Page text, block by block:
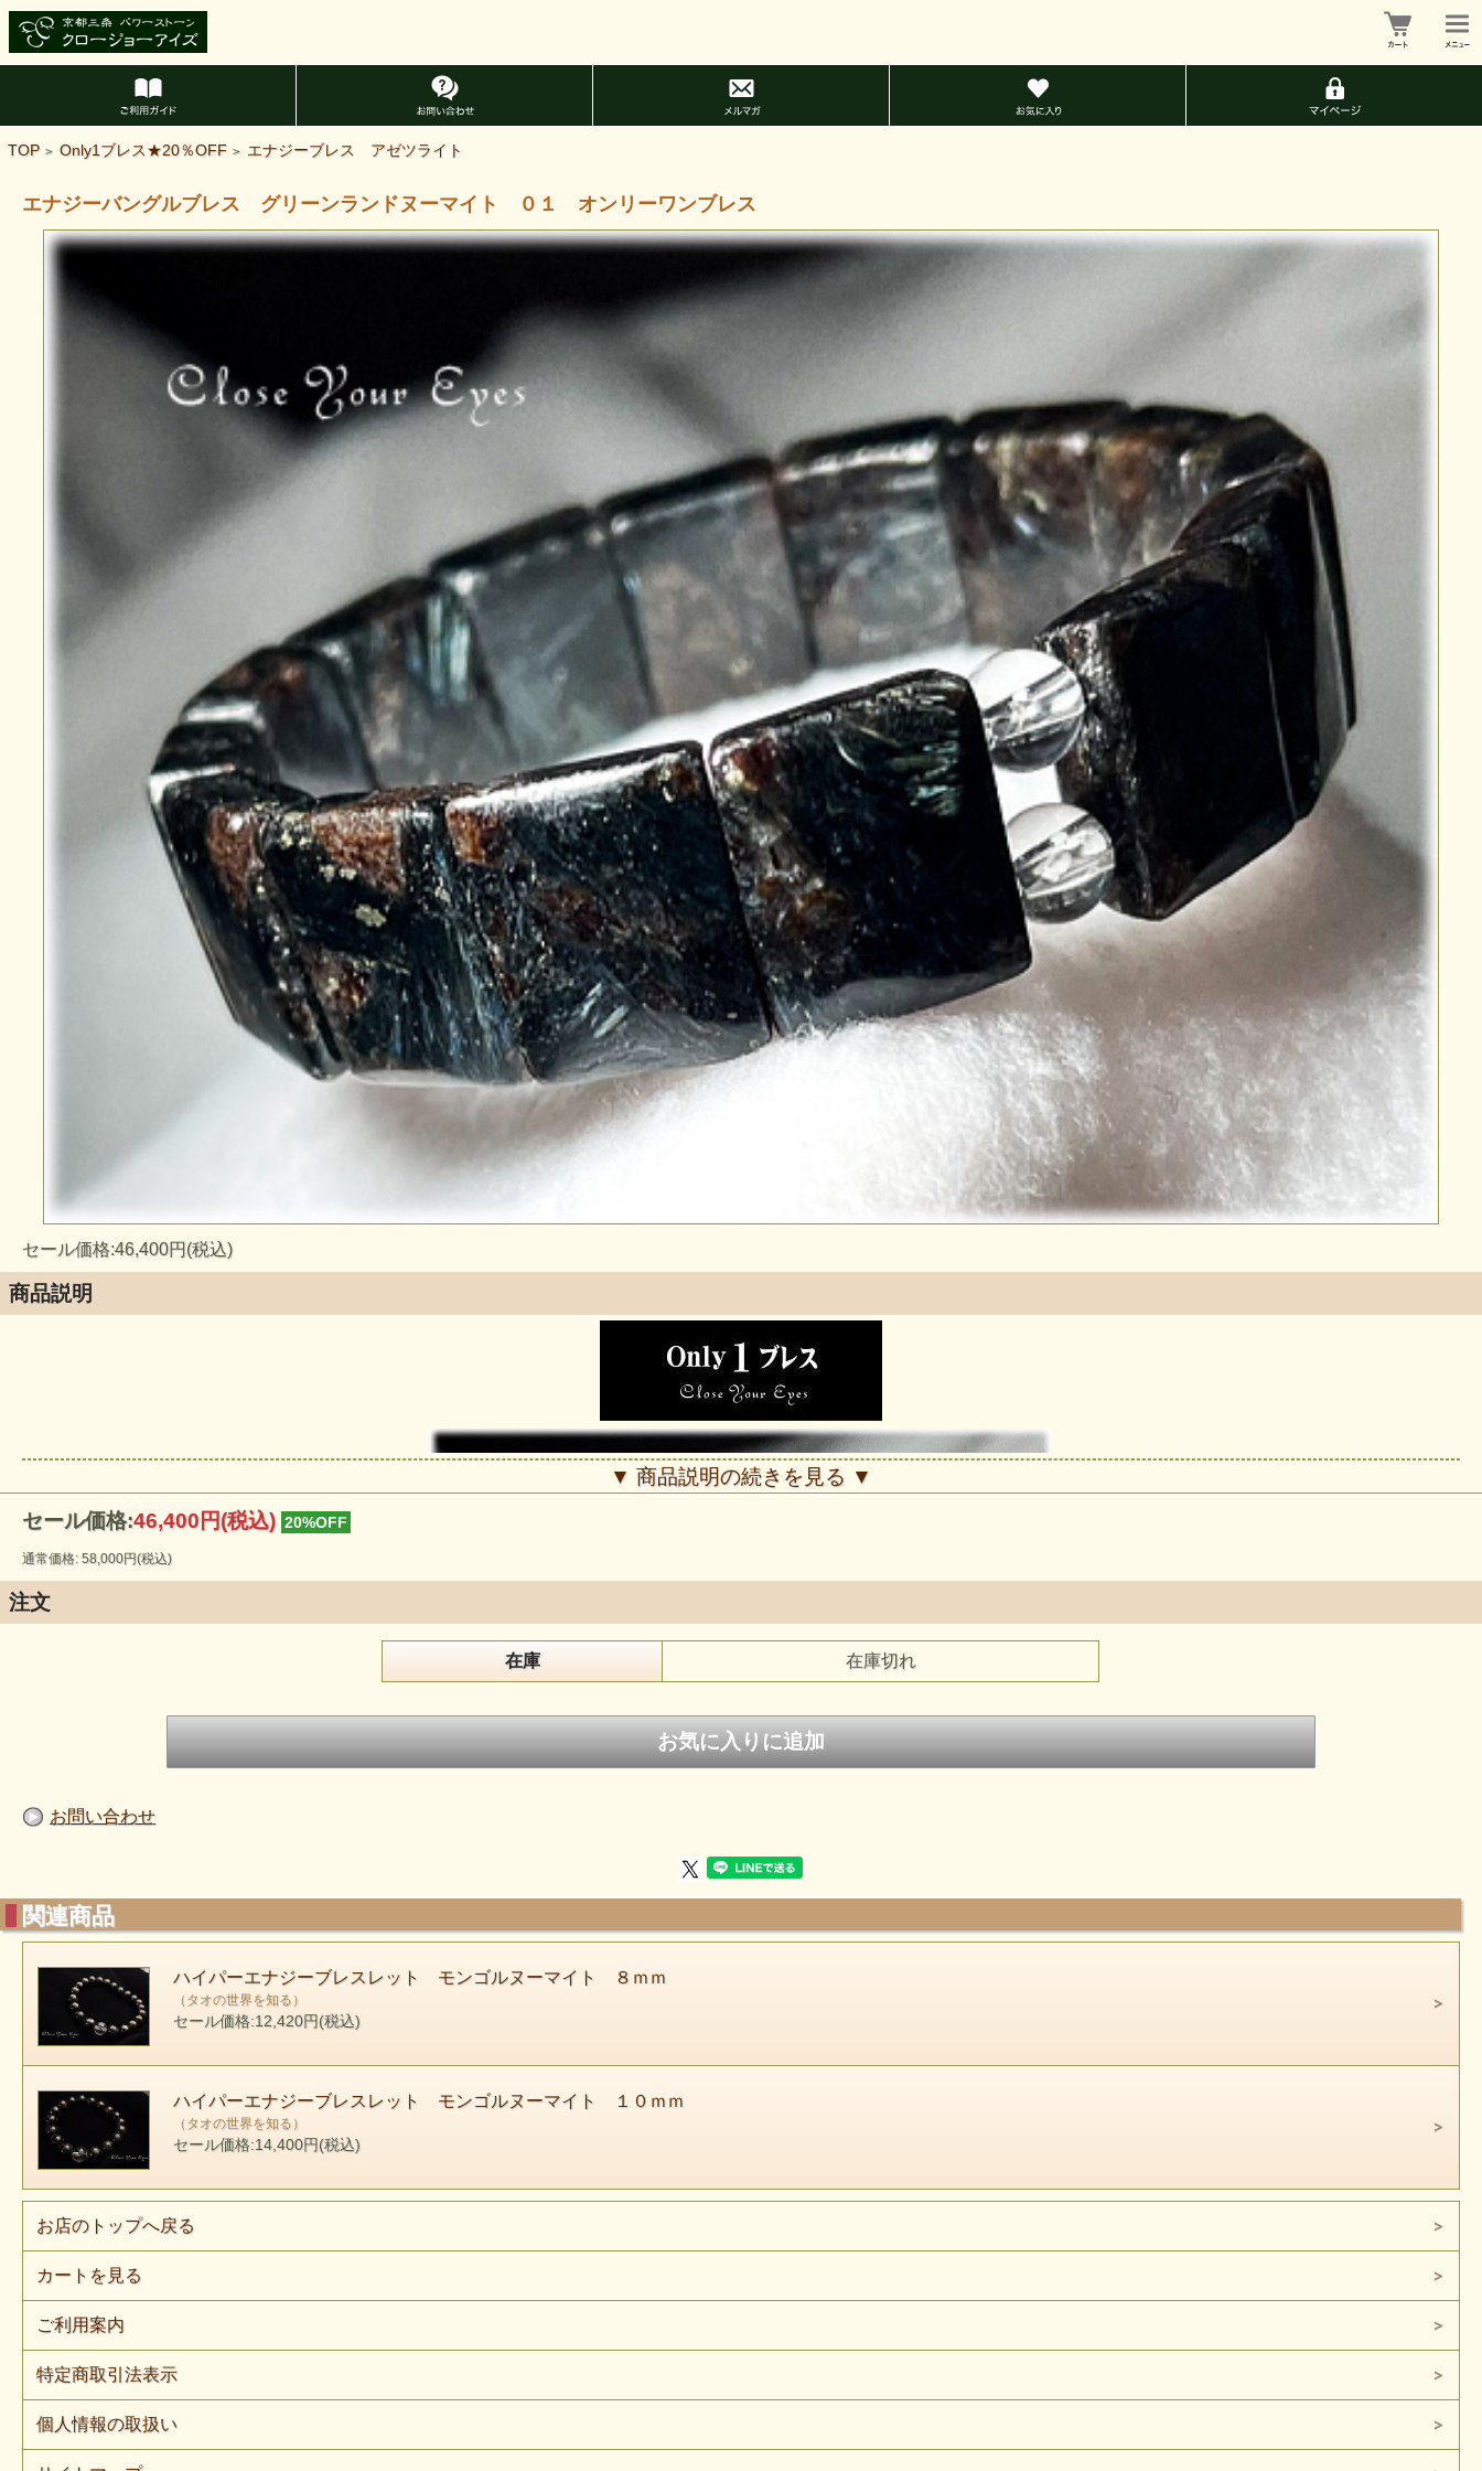
TOP > Only1ブレス★20％OFF > エナジーブレス アゼツライト
エナジーバングルブレス グリーンランドヌーマイト ０１ オンリーワンブレス
セール価格:46,400円(税込)
商品説明
よく見ると様々な色の内包された鉱物を見る事ができます
またバングルという事もあり表面が大きく見えるので
▼ 商品説明の続きを見る ▼
セール価格:46,400円(税込) 20%OFF
通常価格: 58,000円(税込)
注文
在庫 在庫切れ
お問い合わせ
関連商品
ハイパーエナジーブレスレット モンゴルヌーマイト ８ｍｍ
（タオの世界を知る）
セール価格:12,420円(税込)
ハイパーエナジーブレスレット モンゴルヌーマイト １０ｍｍ
（タオの世界を知る）
セール価格:14,400円(税込)
お店のトップへ戻る
カートを見る
ご利用案内
特定商取引法表示
個人情報の取扱い